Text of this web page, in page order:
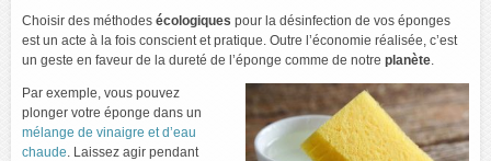
Choisir des méthodes écologiques pour la désinfection de vos éponges
est un acte à la fois conscient et pratique. Outre l’économie réalisée, c’est
un geste en faveur de la dureté de l’éponge comme de notre planète.
Par exemple, vous pouvez
plonger votre éponge dans un
mélange de vinaigre et d’eau
chaude. Laissez agir pendant